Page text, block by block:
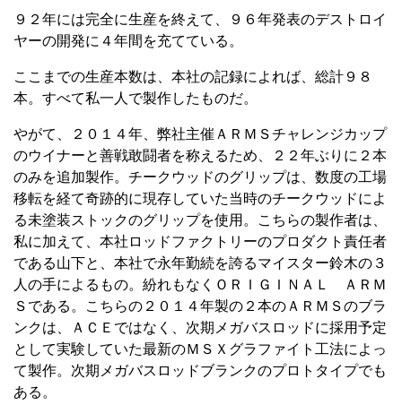
９２年には完全に生産を終えて、９６年発表のデストロイ
ヤーの開発に４年間を充てている。
ここまでの生産本数は、本社の記録によれば、総計９８
本。すべて私一人で製作したものだ。
やがて、２０１４年、弊社主催ＡＲＭＳチャレンジカップ
のウイナーと善戦敢闘者を称えるため、２２年ぶりに２本
のみを追加製作。チークウッドのグリップは、数度の工場
移転を経て奇跡的に現存していた当時のチークウッドによ
る未塗装ストックのグリップを使用。こちらの製作者は、
私に加えて、本社ロッドファクトリーのプロダクト責任者
である山下と、本社で永年勤続を誇るマイスター鈴木の３
人の手によるもの。紛れもなくＯＲＩＧＩＮＡＬ ＡＲＭ
Ｓである。こちらの２０１４年製の２本のＡＲＭＳのブラ
ンクは、ＡＣＥではなく、次期メガバスロッドに採用予定
として実験していた最新のＭＳＸグラファイト工法によっ
て製作。次期メガバスロッドブランクのプロトタイプでも
ある。